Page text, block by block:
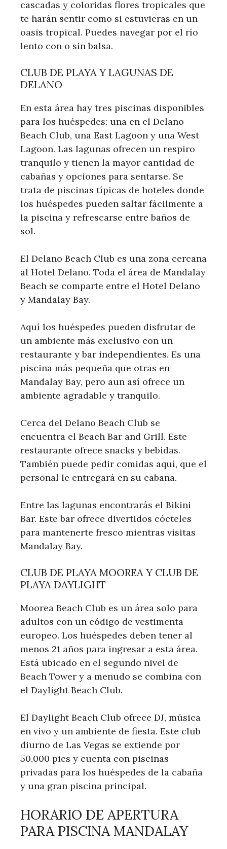
cascadas y coloridas flores tropicales que
te harán sentir como si estuvieras en un
oasis tropical. Puedes navegar por el río
lento con o sin balsa.
CLUB DE PLAYA Y LAGUNAS DE
DELANO
En esta área hay tres piscinas disponibles
para los huéspedes: una en el Delano
Beach Club, una East Lagoon y una West
Lagoon. Las lagunas ofrecen un respiro
tranquilo y tienen la mayor cantidad de
cabañas y opciones para sentarse. Se
trata de piscinas típicas de hoteles donde
los huéspedes pueden saltar fácilmente a
la piscina y refrescarse entre baños de
sol.
El Delano Beach Club es una zona cercana
al Hotel Delano. Toda el área de Mandalay
Beach se comparte entre el Hotel Delano
y Mandalay Bay.
Aquí los huéspedes pueden disfrutar de
un ambiente más exclusivo con un
restaurante y bar independientes. Es una
piscina más pequeña que otras en
Mandalay Bay, pero aun así ofrece un
ambiente agradable y tranquilo.
Cerca del Delano Beach Club se
encuentra el Beach Bar and Grill. Este
restaurante ofrece snacks y bebidas.
También puede pedir comidas aquí, que el
personal le entregará en su cabaña.
Entre las lagunas encontrarás el Bikini
Bar. Este bar ofrece divertidos cócteles
para mantenerte fresco mientras visitas
Mandalay Bay.
CLUB DE PLAYA MOOREA Y CLUB DE
PLAYA DAYLIGHT
Moorea Beach Club es un área solo para
adultos con un código de vestimenta
europeo. Los huéspedes deben tener al
menos 21 años para ingresar a esta área.
Está ubicado en el segundo nivel de
Beach Tower y a menudo se combina con
el Daylight Beach Club.
El Daylight Beach Club ofrece DJ, música
en vivo y un ambiente de fiesta. Este club
diurno de Las Vegas se extiende por
50,000 pies y cuenta con piscinas
privadas para los huéspedes de la cabaña
y una gran piscina principal.
HORARIO DE APERTURA
PARA PISCINA MANDALAY